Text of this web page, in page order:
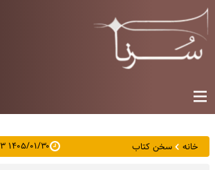
خانه سخن کتاب ۱۴۰۵/۰۱/۳۰ ۰۸:۲۰:۰۳